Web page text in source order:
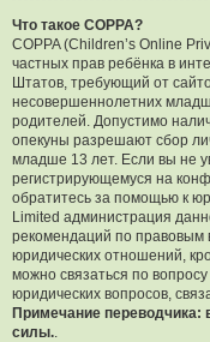
Что такое COPPA?
COPPA (Children’s Online
частных прав ребёнка в
Штатов, требующий от
несовершеннолетних
родителей. Допустимо
опекуны разрешают сбор
младше 13 лет. Если вы не
регистрирующемуся на
обратитесь за помощью к
Limited администрация
рекомендаций по правовым
юридических отношений,
можно связаться по
юридических вопросов,
Примечание переводчика:
силы..